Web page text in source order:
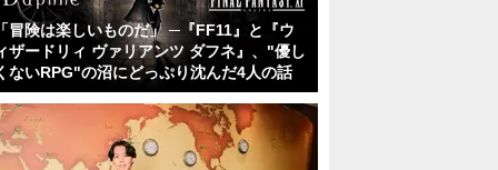
冒険は楽しいものだ」 ─『FF11』と『ウ
ザードリィ ヴァリアンツ ダフネ』、"優し
ないRPG"の沼にどっぷり沈んだ4人の話